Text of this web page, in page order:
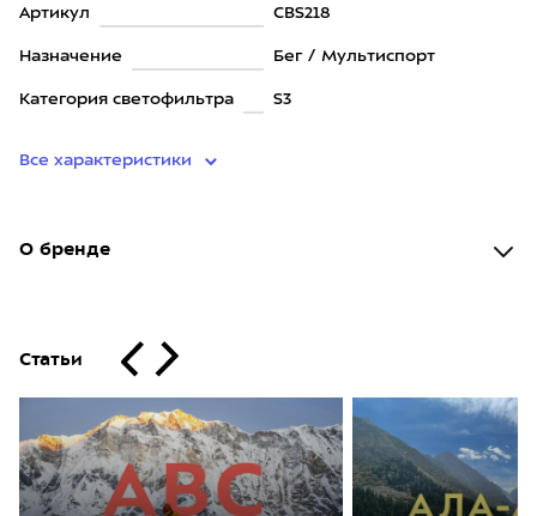
Артикул CBS218
Назначение Бег / Мультиспорт
Категория светофильтра S3
Все характеристики
О бренде
Статьи